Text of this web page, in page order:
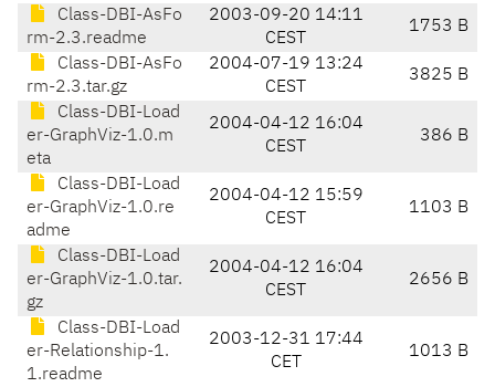
Class-DBI-AsFo
rm-2.3.readme
2003-09-20 14:11
CEST
1753 B
Class-DBI-AsFo
rm-2.3.tar.gz
2004-07-19 13:24
CEST
3825 B
Class-DBI-Load
er-GraphViz-1.0.m
eta
2004-04-12 16:04
CEST
386 B
Class-DBI-Load
er-GraphViz-1.0.re
adme
2004-04-12 15:59
CEST
1103 B
Class-DBI-Load
er-GraphViz-1.0.tar.
gz
2004-04-12 16:04
CEST
2656 B
Class-DBI-Load
er-Relationship-1.
1.readme
2003-12-31 17:44
CET
1013 B